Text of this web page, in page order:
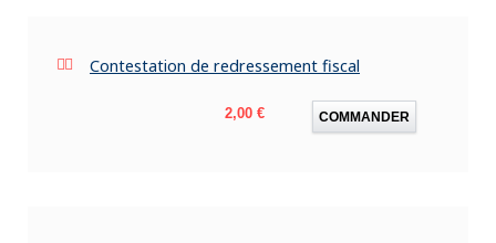
Contestation de redressement fiscal
Prix
2,00 € COMMANDER